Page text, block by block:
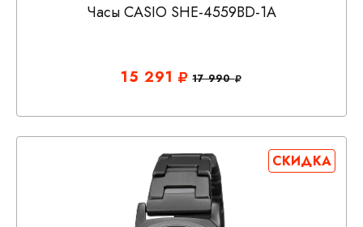
Часы CASIO SHE-4559BD-1A
15 291 17 990
СКИДКА